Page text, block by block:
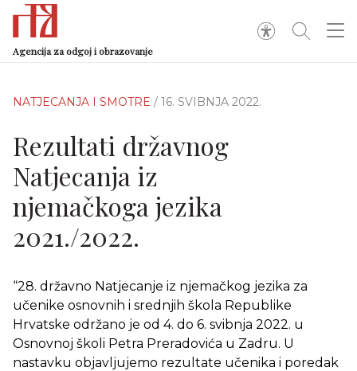
Agencija za odgoj i obrazovanje
NATJECANJA I SMOTRE / 16. SVIBNJA 2022.
Rezultati državnog
Natjecanja iz
njemačkoga jezika
2021./2022.
“28. državno Natjecanje iz njemačkog jezika za
učenike osnovnih i srednjih škola Republike
Hrvatske održano je od 4. do 6. svibnja 2022. u
Osnovnoj školi Petra Preradovića u Zadru. U
nastavku objavljujemo rezultate učenika i poredak